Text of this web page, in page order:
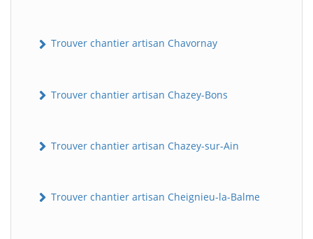
Trouver chantier artisan Chavornay
Trouver chantier artisan Chazey-Bons
Trouver chantier artisan Chazey-sur-Ain
Trouver chantier artisan Cheignieu-la-Balme